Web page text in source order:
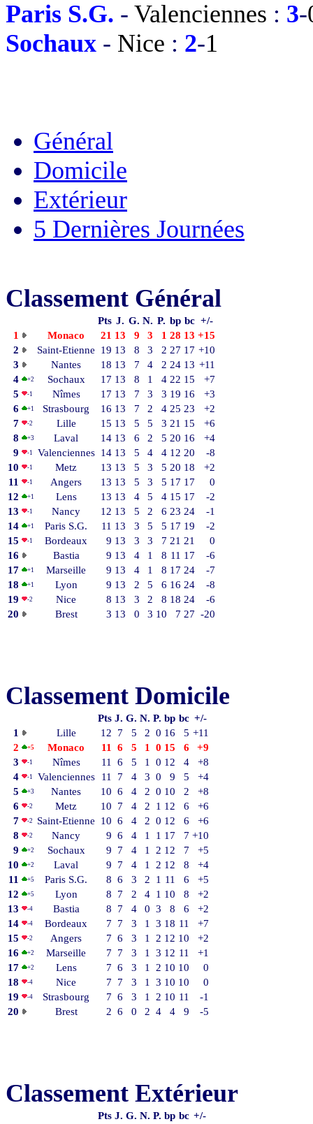
Paris S.G. - Valenciennes : 3-
Sochaux - Nice : 2-1
Général
Domicile
Extérieur
5 Dernières Journées
Classement Général
Pts J. G. N. P. bp bc +/-
1
Monaco 21 13 9 3 1 28 13 +15
2
Saint-Etienne 19 13 8 3 2 27 17 +10
3
Nantes 18 13 7 4 2 24 13 +11
4
+2 Sochaux 17 13 8 1 4 22 15
+7
5
-1 Nîmes 17 13 7 3 3 19 16
+3
6
+1 Strasbourg 16 13 7 2 4 25 23
+2
7
-2 Lille 15 13 5 5 3 21 15
+6
8
+3 Laval 14 13 6 2 5 20 16
+4
9
-1 Valenciennes 14 13 5 4 4 12 20
-8
10
-1 Metz 13 13 5 3 5 20 18
+2
11
-1 Angers 13 13 5 3 5 17 17
0
12
+1 Lens 13 13 4 5 4 15 17
-2
13
-1 Nancy 12 13 5 2 6 23 24
-1
14
+1 Paris S.G. 11 13 3 5 5 17 19
-2
15
-1 Bordeaux 9 13 3 3 7 21 21
0
16
Bastia 9 13 4 1 8 11 17
-6
17
+1 Marseille 9 13 4 1 8 17 24
-7
18
+1 Lyon 9 13 2 5 6 16 24
-8
19
-2 Nice 8 13 3 2 8 18 24
-6
20
Brest 3 13 0 3 10 7 27 -20
Classement Domicile
Pts J. G. N. P. bp bc +/-
1
Lille 12 7 5 2 0 16 5 +11
2
+5 Monaco 11 6 5 1 0 15 6
+9
3
-1 Nîmes 11 6 5 1 0 12 4
+8
4
-1 Valenciennes 11 7 4 3 0 9 5
+4
5
+3 Nantes 10 6 4 2 0 10 2
+8
6
-2 Metz 10 7 4 2 1 12 6
+6
7
-2 Saint-Etienne 10 6 4 2 0 12 6
+6
8
-2 Nancy 9 6 4 1 1 17 7 +10
9
+2 Sochaux 9 7 4 1 2 12 7
+5
10
+2 Laval 9 7 4 1 2 12 8
+4
11
+5 Paris S.G. 8 6 3 2 1 11 6
+5
12
+5 Lyon 8 7 2 4 1 10 8
+2
13
-4 Bastia 8 7 4 0 3 8 6
+2
14
-4 Bordeaux 7 7 3 1 3 18 11
+7
15
-2 Angers 7 6 3 1 2 12 10
+2
16
+2 Marseille 7 7 3 1 3 12 11
+1
17
+2 Lens 7 6 3 1 2 10 10
0
18
-4 Nice 7 7 3 1 3 10 10
0
19
-4 Strasbourg 7 6 3 1 2 10 11
-1
20
Brest 2 6 0 2 4 4 9 -5
Classement Extérieur
Pts J. G. N. P. bp bc +/-